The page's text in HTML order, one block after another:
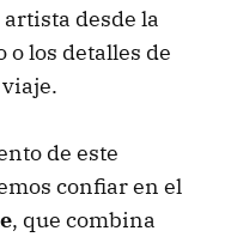
desde la
los detalles de
de este
confiar en el
, que combina